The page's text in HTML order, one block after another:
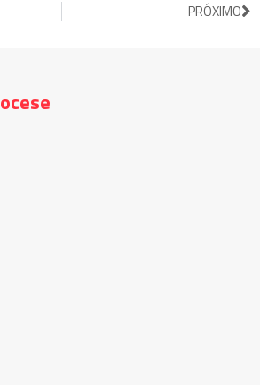
PRÓXIMO